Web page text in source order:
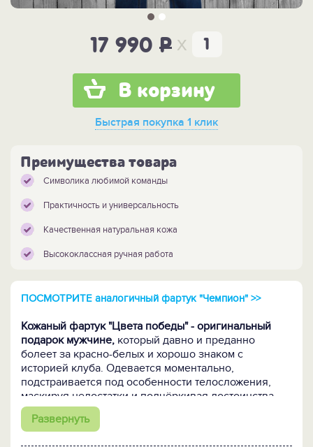
17 990 P x
В корзину
Быстрая покупка 1 клик
Преимущества товара
Символика любимой команды
Практичность и универсальность
Качественная натуральная кожа
Высококлассная ручная работа
ПОСМОТРИТЕ аналогичный фартук "Чемпион" >>
Кожаный фартук "Цвета победы" - оригинальный
подарок мужчине, который давно и преданно
болеет за красно-белых и хорошо знаком с
историей клуба. Одевается моментально,
подстраивается под особенности телосложения,
маскируя недостатки и подчёркивая достоинства.
Продуманный простой крой не стесняет движений.
А главное – фартук придется кстати не только на
Развернуть